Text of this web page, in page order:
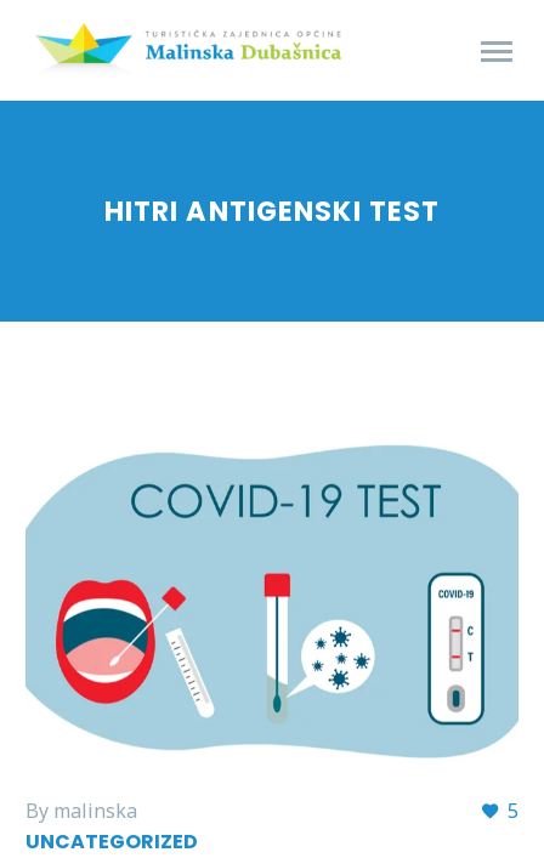
HITRI ANTIGENSKI TEST
5
By malinska
UNCATEGORIZED